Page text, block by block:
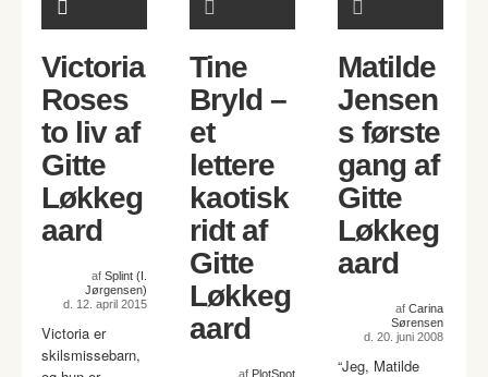
Victoria
Roses
to liv af
Gitte
Løkkeg
aard
af Splint (I.
Jørgensen)
d. 12. april 2015
Victoria er
skilsmissebarn,
Tine
Bryld –
et
lettere
kaotisk
ridt af
Gitte
Løkkeg
aard
af PlotSpot
Matilde
Jensen
s første
gang af
Gitte
Løkkeg
aard
af Carina
Sørensen
d. 20. juni 2008
“Jeg, Matilde